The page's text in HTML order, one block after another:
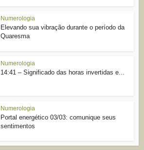
Numerologia
Elevando sua vibração durante o período da
Quaresma
Numerologia
14:41 – Significado das horas invertidas e...
Numerologia
Portal energético 03/03: comunique seus
sentimentos